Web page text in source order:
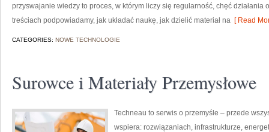
przyswajanie wiedzy to proces, w którym liczy się regularność, chęć
treściach podpowiadamy, jak układać naukę, jak dzielić materiał na [ Read
CATEGORIES: NOWE TECHNOLOGIE
Surowce i Materiały Przemysłowe
Techneau to serwis o przemyśle – przede
wspiera: rozwiązaniach, infrastrukturze,